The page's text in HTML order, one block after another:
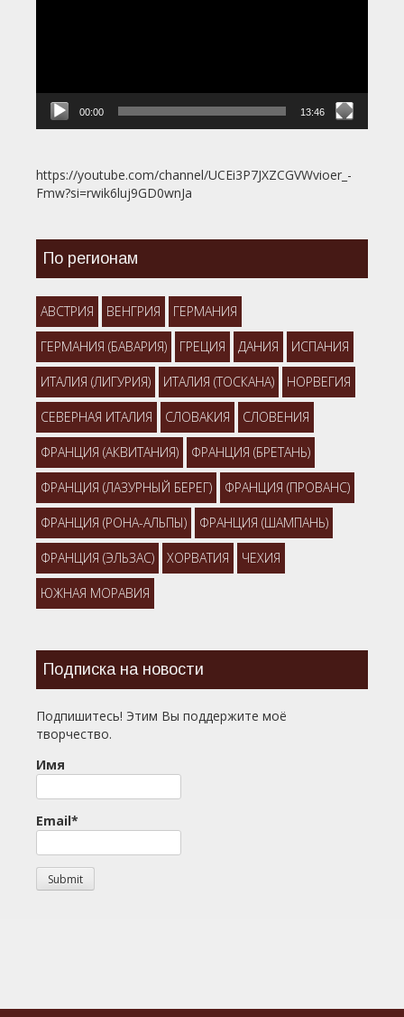
00:00 13:46
https://youtube.com/channel/UCEi3P7JXZCGVWvioer_-
Fmw?si=rwik6luj9GD0wnJa
По регионам
АВСТРИЯ ВЕНГРИЯ ГЕРМАНИЯ
ГЕРМАНИЯ (БАВАРИЯ) ГРЕЦИЯ ДАНИЯ ИСПАНИЯ
ИТАЛИЯ (ЛИГУРИЯ) ИТАЛИЯ (ТОСКАНА) НОРВЕГИЯ
СЕВЕРНАЯ ИТАЛИЯ СЛОВАКИЯ СЛОВЕНИЯ
ФРАНЦИЯ (АКВИТАНИЯ) ФРАНЦИЯ (БРЕТАНЬ)
ФРАНЦИЯ (ЛАЗУРНЫЙ БЕРЕГ) ФРАНЦИЯ (ПРОВАНС)
ФРАНЦИЯ (РОНА-АЛЬПЫ) ФРАНЦИЯ (ШАМПАНЬ)
ФРАНЦИЯ (ЭЛЬЗАС) ХОРВАТИЯ ЧЕХИЯ
ЮЖНАЯ МОРАВИЯ
Подписка на новости
Подпишитесь! Этим Вы поддержите моё
творчество.
Имя
Email*